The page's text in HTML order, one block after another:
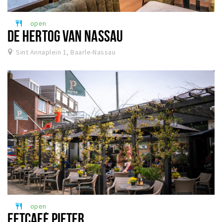
restaurant open
DE HERTOG VAN NASSAU
Sint Annaplein 1, Baarle-Nassau
restaurant open